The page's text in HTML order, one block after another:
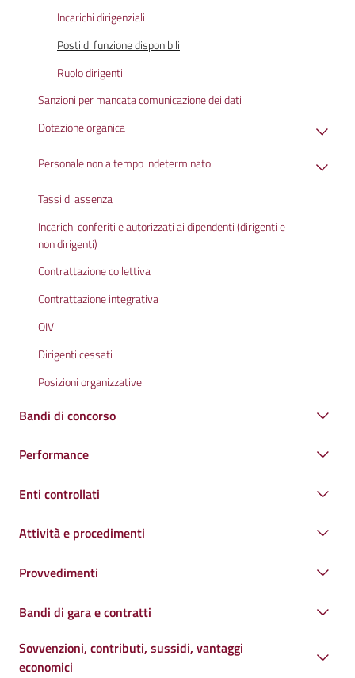
Incarichi dirigenziali
Posti di funzione disponibili
Ruolo dirigenti
Sanzioni per mancata comunicazione dei dati
Dotazione organica
Personale non a tempo indeterminato
Tassi di assenza
Incarichi conferiti e autorizzati ai dipendenti (dirigenti e
non dirigenti)
Contrattazione collettiva
Contrattazione integrativa
OIV
Dirigenti cessati
Posizioni organizzative
Bandi di concorso
Performance
Enti controllati
Attività e procedimenti
Provvedimenti
Bandi di gara e contratti
Sovvenzioni, contributi, sussidi, vantaggi
economici